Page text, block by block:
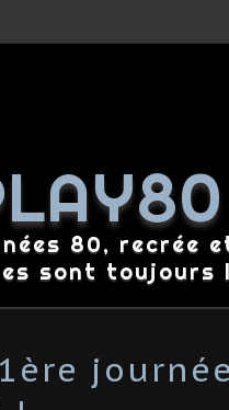
80, recrée
sont toujours